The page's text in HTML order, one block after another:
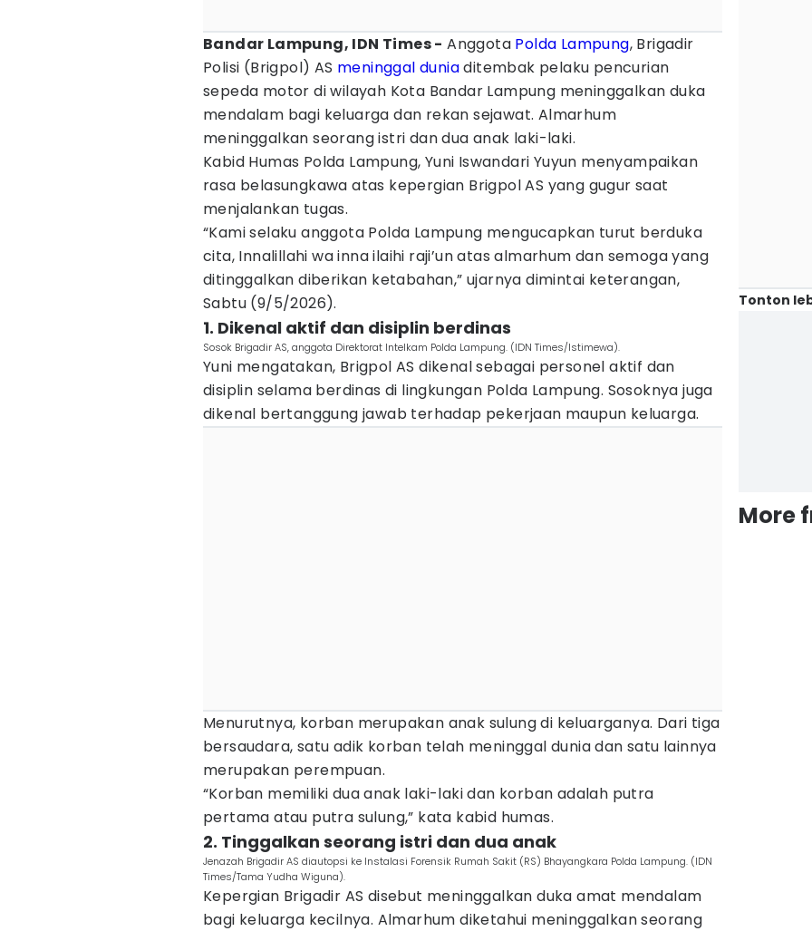
Bandar Lampung, IDN Times - Anggota Polda Lampung, Brigadir
Polisi (Brigpol) AS meninggal duniaditembak pelaku pencurian
sepeda motor di wilayah Kota Bandar Lampung meninggalkan duka
mendalam bagi keluarga dan rekan sejawat. Almarhum
meninggalkan seorang istri dan dua anak laki-laki.
Kabid Humas Polda Lampung, Yuni Iswandari Yuyun menyampaikan
rasa belasungkawa atas kepergian Brigpol AS yang gugur saat
menjalankan tugas.
“Kami selaku anggota Polda Lampung mengucapkan turut berduka
cita, Innalillahi wa inna ilaihi raji’un atas almarhum dan semoga yang
ditinggalkan diberikan ketabahan,” ujarnya dimintai keterangan,
Sabtu (9/5/2026).
1. Dikenal aktif dan disiplin berdinas
Sosok Brigadir AS, anggota Direktorat Intelkam Polda Lampung. (IDN Times/Istimewa).
Yuni mengatakan, Brigpol AS dikenal sebagai personel aktif dan
disiplin selama berdinas di lingkungan Polda Lampung. Sosoknya juga
dikenal bertanggung jawab terhadap pekerjaan maupun keluarga.
Menurutnya, korban merupakan anak sulung di keluarganya. Dari tiga
bersaudara, satu adik korban telah meninggal dunia dan satu lainnya
merupakan perempuan.
“Korban memiliki dua anak laki-laki dan korban adalah putra
pertama atau putra sulung,” kata kabid humas.
2. Tinggalkan seorang istri dan dua anak
Jenazah Brigadir AS diautopsi ke Instalasi Forensik Rumah Sakit (RS) Bhayangkara Polda Lampung. (IDN
Times/Tama Yudha Wiguna).
Kepergian Brigadir AS disebut meninggalkan duka amat mendalam
bagi keluarga kecilnya. Almarhum diketahui meninggalkan seorang
Tonton
More